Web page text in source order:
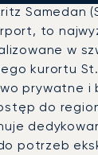
Samedan
to
w
kurortu
prywatne i
do
potrzeb